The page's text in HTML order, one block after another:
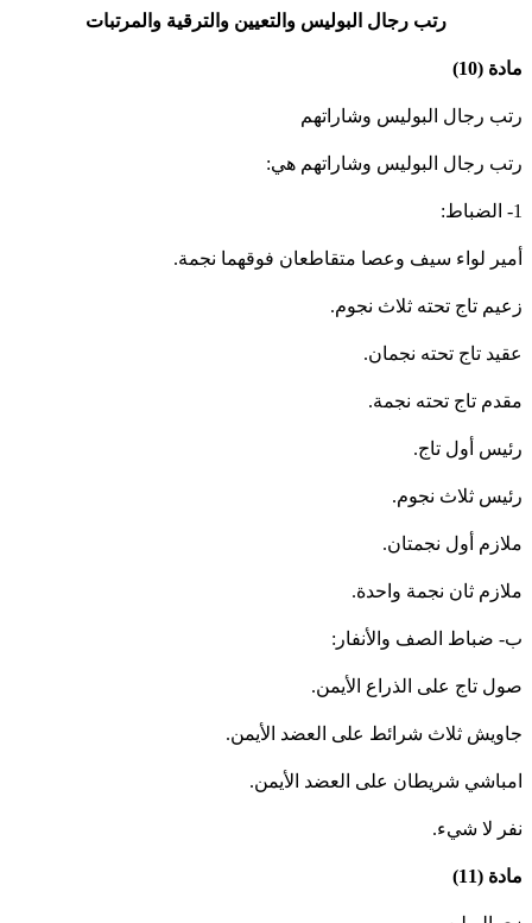
رتب رجال البوليس والتعيين والترقية والمرتبات
(10)
رجال البوليس وشاراتهم
رجال البوليس وشاراتهم هي:
لواء سيف وعصا متقاطعان فوقهما نجمة.
تاج تحته ثلاث نجوم.
تاج تحته نجمان.
تاج تحته نجمة.
أول تاج.
ثلاث نجوم.
أول نجمتان.
ثان نجمة واحدة.
ضباط الصف والأنفار:
تاج على الذراع الأيمن.
ثلاث شرائط على العضد الأيمن.
شريطان على العضد الأيمن.
لا شيء.
(11)